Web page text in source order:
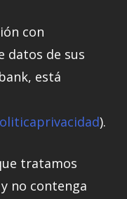
con
datos de sus
está
).
tratamos
no contenga